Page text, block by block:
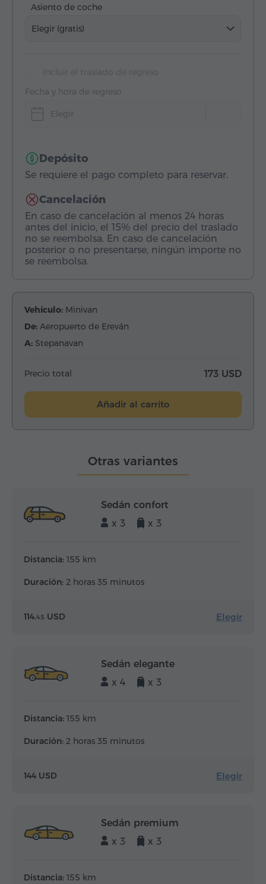
Asiento de coche
Elegir (gratis)
Fecha y hora de regreso
Elegir
Depósito
Se requiere el pago completo para reservar.
Cancelación
En caso de cancelación al menos 24 horas
antes del inicio, el 15% del precio del traslado
no se reembolsa. En caso de cancelación
posterior o no presentarse, ningún importe no
se reembolsa.
Vehículo: Minivan
De: Aeropuerto de Ereván
A: Stepanavan
Precio total 173 USD
Añadir al carrito
Otras variantes
Sedán confort
x 3
x 3
Distancia: 155 km
Duración: 2 horas 35 minutos
114.45 USD Elegir
Sedán elegante
x 4
x 3
Distancia: 155 km
Duración: 2 horas 35 minutos
144 USD Elegir
Sedán premium
x 3
x 3
Distancia: 155 km